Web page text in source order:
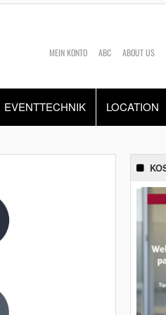
MEIN KONTO ABC ABOUT US
EVENTTECHNIK LOCATION